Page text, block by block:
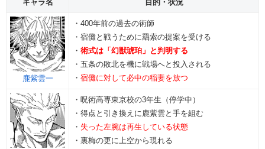
キャラ名 目的・状況
鹿紫雲一
・400年前の過去の術師
・宿儺と戦うために羂索の提案を受ける
・ 術式は「幻獣琥珀」と判明する
・五条の敗北を機に戦場へと投入される
・ 宿儺に対して必中の稲妻を放つ
・呪術高専東京校の3年生（停学中）
・得点と引き換えに鹿紫雲と手を組む
・ 失った左腕は再生している状態
・裏梅の更に上空から現れる